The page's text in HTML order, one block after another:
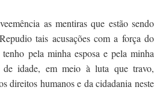
as mentiras que estão sendo
tais acusações com a força do
pela minha esposa e pela minha
idade, em meio à luta que travo,
direitos humanos e da cidadania neste